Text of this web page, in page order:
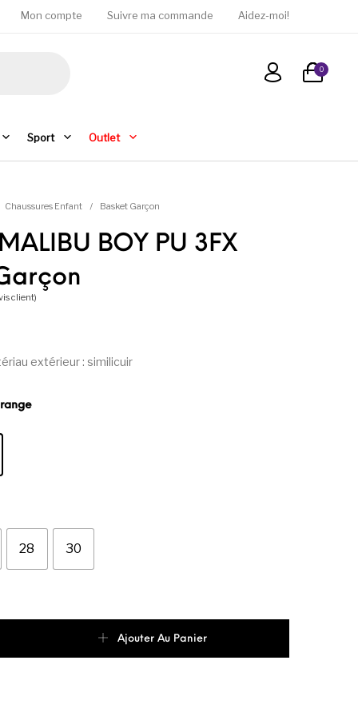
Mon compte Suivre ma commande Aidez-moi!
0
Sport Outlet
Chaussures Enfant / Basket Garçon
BOY PU 3FX
client)
extérieur : similicuir
28 30
Ajouter Au Panier